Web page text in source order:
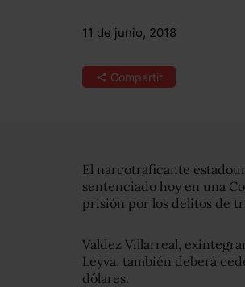
11 de junio, 2018
Compartir
El narcotraficante
sentenciado hoy en una
prisión por los delitos de
Valdez Villarreal,
Leyva, también deberá
dólares.